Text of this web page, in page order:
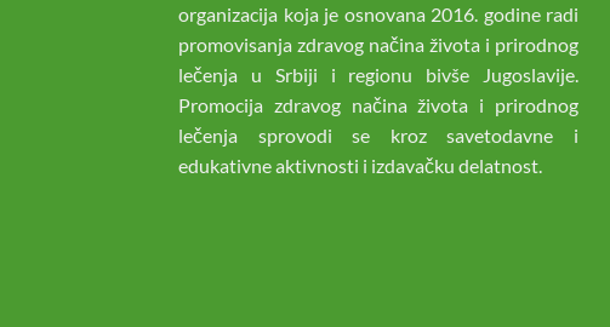
organizacija koja je osnovana 2016. godine radi
promovisanja zdravog načina života i prirodnog
lečenja u Srbiji i regionu bivše Jugoslavije.
Promocija zdravog načina života i prirodnog
lečenja sprovodi se kroz savetodavne i
edukativne aktivnosti i izdavačku delatnost.